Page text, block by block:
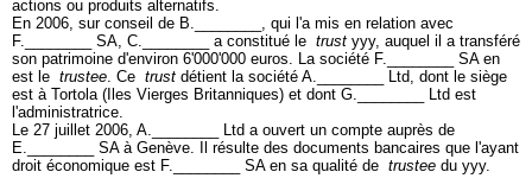
actions ou produits alternatifs.
En 2006, sur conseil de B.________, qui l'a mis en relation avec
F.________ SA, C.________ a constitué le trust yyy, auquel il a transféré
son patrimoine d'environ 6'000'000 euros. La société F.________ SA en
est le trustee. Ce trust détient la société A.________ Ltd, dont le siège
est à Tortola (Iles Vierges Britanniques) et dont G.________ Ltd est
l'administratrice.
Le 27 juillet 2006, A.________ Ltd a ouvert un compte auprès de
E.________ SA à Genève. Il résulte des documents bancaires que l'ayant
droit économique est F.________ SA en sa qualité de trustee du yyy.